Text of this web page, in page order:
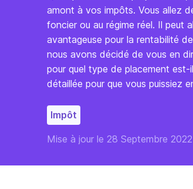
amont à vos impôts. Vous allez
foncier ou au régime réel. Il peut
avantageuse pour la rentabilité
nous avons décidé de vous en
pour quel type de placement
détaillée pour que vous puissiez
Impôt
Mise à jour le 28 Septembre 2022